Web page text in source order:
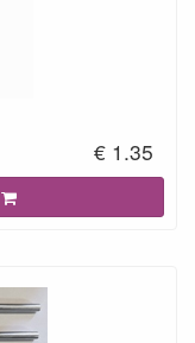
€ 1.35